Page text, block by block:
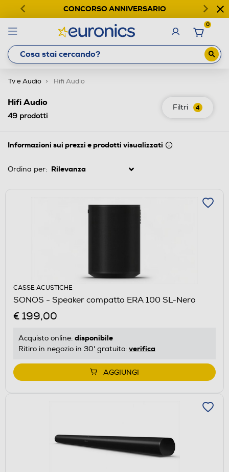
CONCORSO ANNIVERSARIO
0
Tv e Audio Hifi Audio
Filtri 4
Hifi Audio
49 prodotti
Informazioni sui prezzi e prodotti visualizzati
Ordina per:
CASSE ACUSTICHE
SONOS - Speaker compatto ERA 100 SL-Nero
€ 199,00
Acquisto online: disponibile
Ritiro in negozio in 30' gratuito: verifica
AGGIUNGI